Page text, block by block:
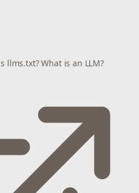
llms.txt? What is an LLM?